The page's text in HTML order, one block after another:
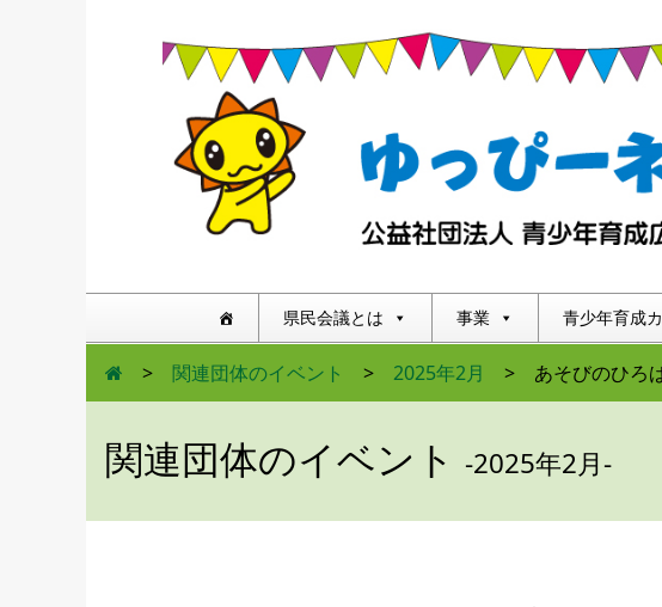
県民会議とは 事業 青少年育成
> 関連団体のイベント > 2025年2月 > あそびのひろ
関連団体のイベント -2025年2月-